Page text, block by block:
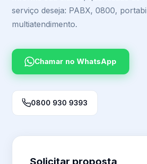
serviço deseja: PABX, 0800,
multiatendimento.
Chamar no WhatsApp
0800 930 9393
Solicitar proposta